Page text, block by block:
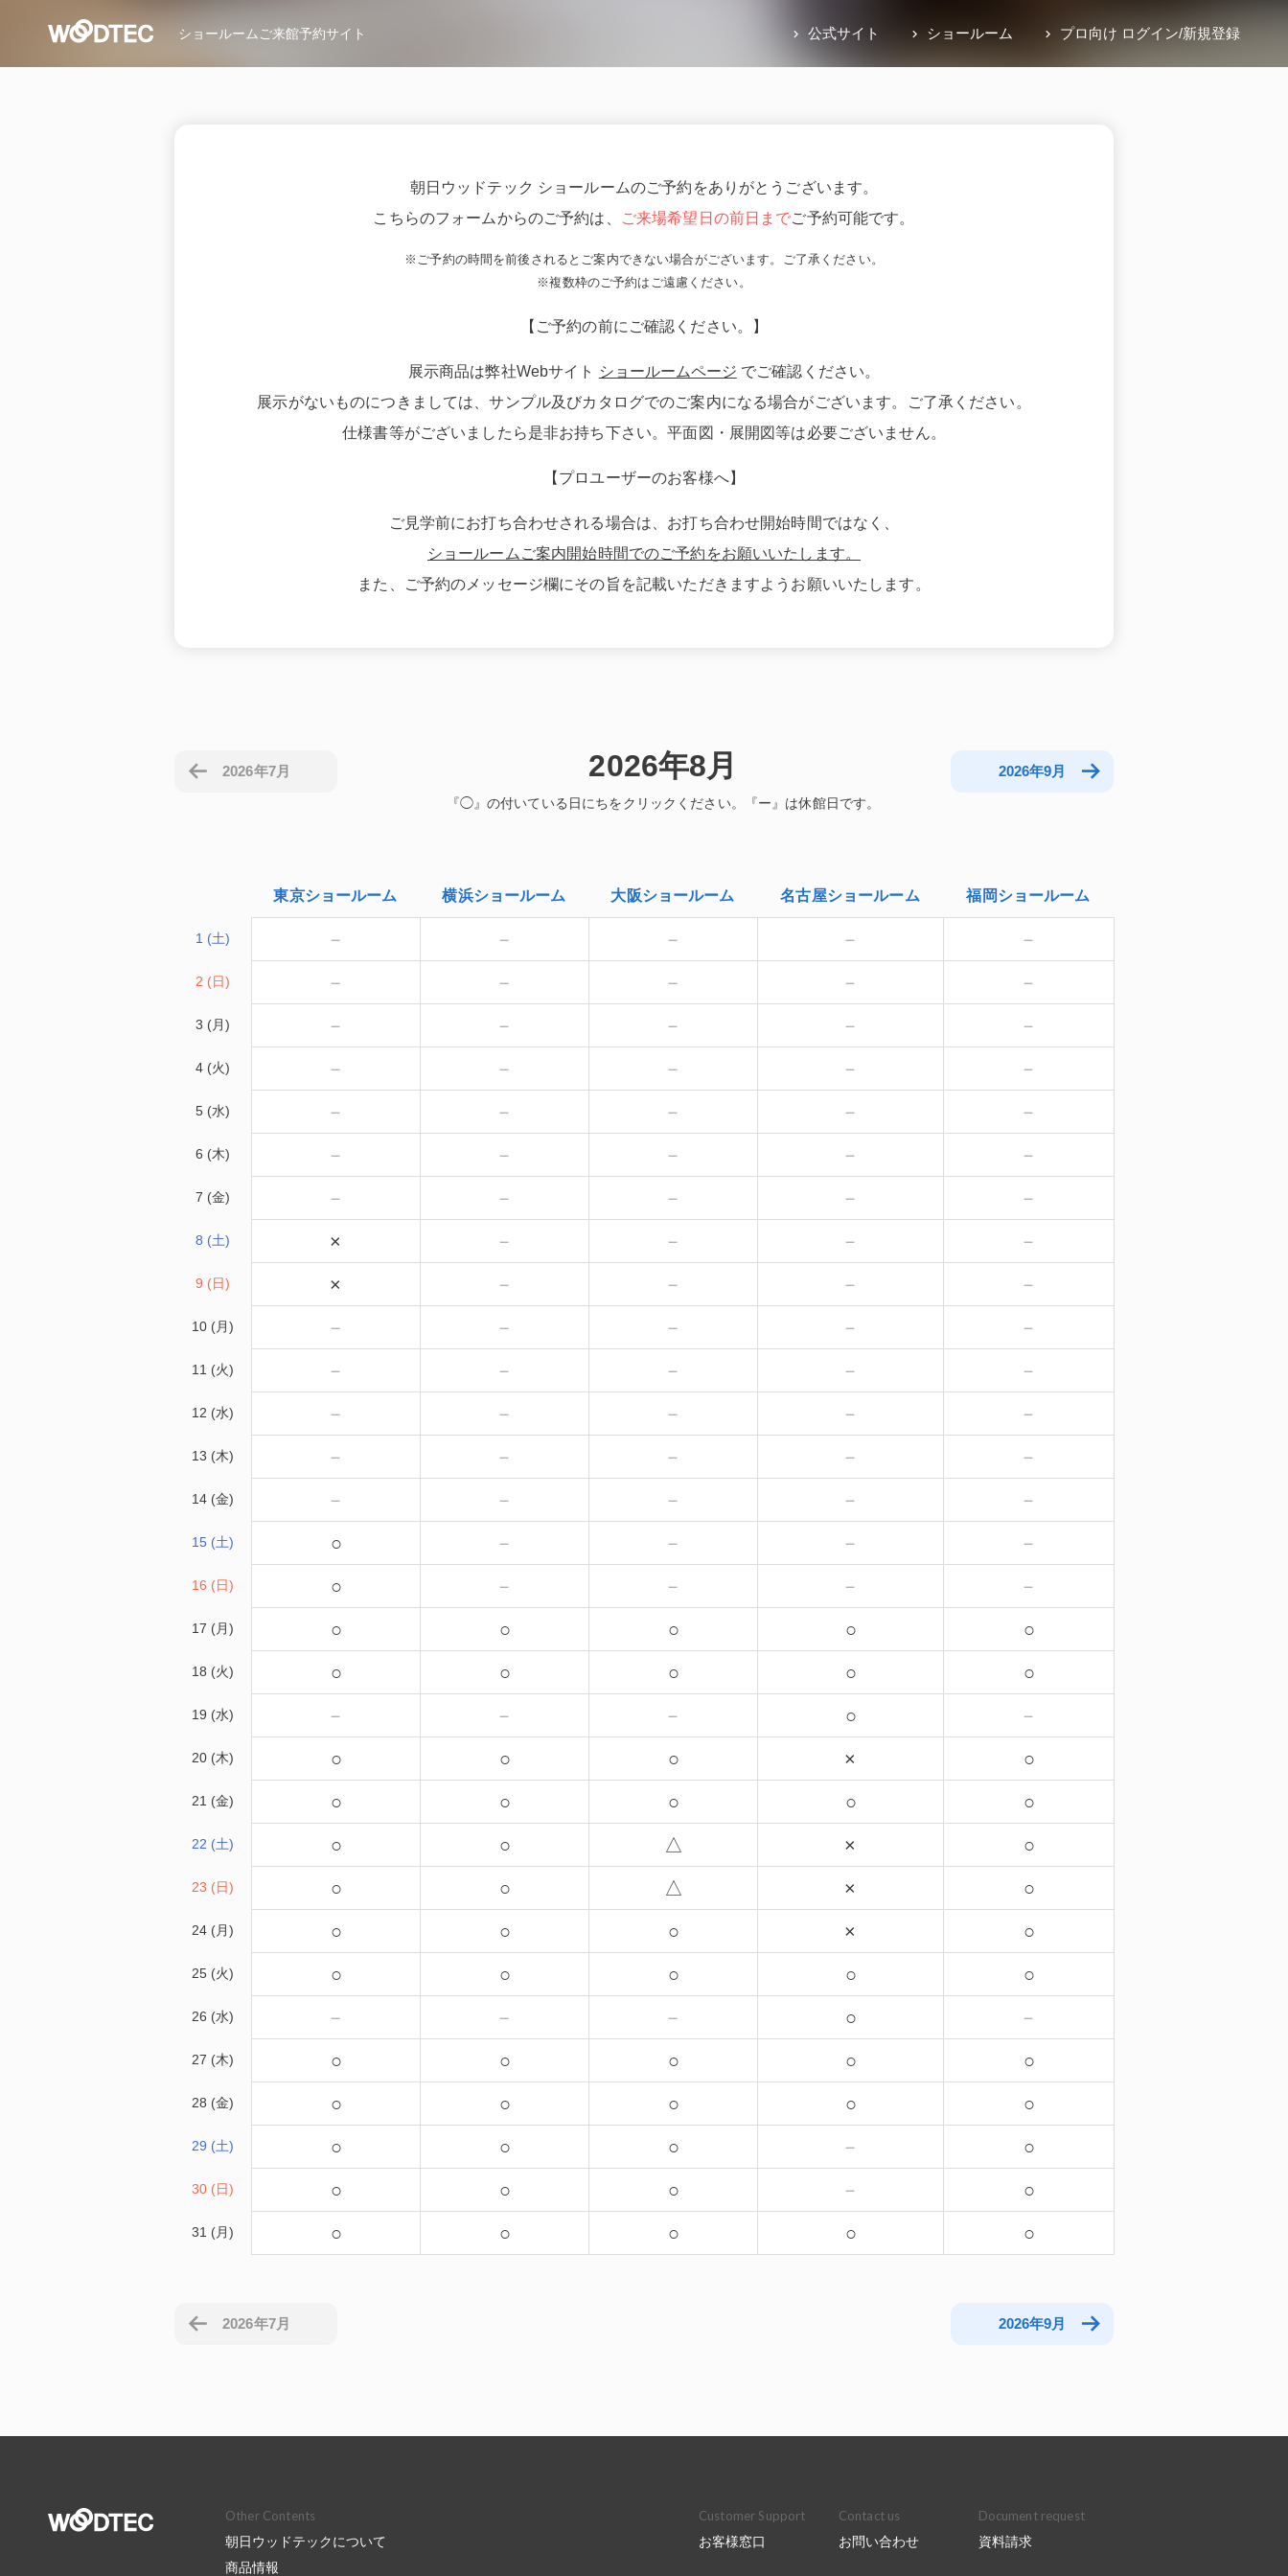
ショールーム ご来館予約サイト 公式サイト ショールーム プロ向け ログイン/新規登録
朝日ウッドテック ショールームのご予約をありがとうございます。
こちらのフォームからのご予約は、
ご来場希望日の前日までご予約可能です。
※ご予約の時間を前後されるとご案内できない場合がございます。ご了承ください。
※複数枠のご予約はご遠慮ください。
【ご予約の前にご確認ください。】
展示商品は弊社Webサイト ショールームページ でご確認ください。
展示がないものにつきましては、サンプル及びカタログでのご案内になる場合がございます。ご了承ください。
仕様書等がございましたら是非お持ち下さい。平面図・展開図等は必要ございません。
【プロユーザーのお客様へ】
ご見学前にお打ち合わせされる場合は、お打ち合わせ開始時間ではなく、
ショールームご案内開始時間でのご予約をお願いいたします。
また、ご予約のメッセージ欄にその旨を記載いただきますようお願いいたします。
2026年8月
東京ショールーム 横浜ショールーム 大阪ショールーム 名古屋ショールーム 福岡ショールーム
1 (土) － － － － －
2 (日) － － － － －
3 (月) － － － － －
4 (火) － － － － －
5 (水) － － － － －
6 (木) － － － － －
7 (金) － － － － －
8 (土) × － － － －
9 (日) × － － － －
10 (月) － － － － －
11 (火) － － － － －
12 (水) － － － － －
13 (木) － － － － －
14 (金) － － － － －
15 (土) ○ － － － －
16 (日) ○ － － － －
17 (月) ○ ○ ○ ○ ○
18 (火) ○ ○ ○ ○ ○
19 (水) － － － ○ －
20 (木) ○ ○ ○ × ○
21 (金) ○ ○ ○ ○ ○
22 (土) ○ ○ △ × ○
23 (日) ○ ○ △ × ○
24 (月) ○ ○ ○ × ○
25 (火) ○ ○ ○ ○ ○
26 (水) － － － ○ －
27 (木) ○ ○ ○ ○ ○
28 (金) ○ ○ ○ ○ ○
29 (土) ○ ○ ○ － ○
30 (日) ○ ○ ○ － ○
31 (月) ○ ○ ○ ○ ○
2026年7月 2026年9月
2026年7月 2026年9月
Other Contents
朝日ウッドテックについて
商品情報
Customer Support
お客様窓口
Contact us
お問い合わせ
Document request
資料請求